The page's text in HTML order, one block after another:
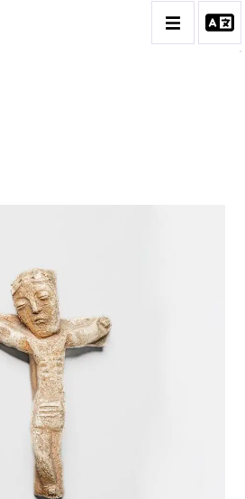
ART SACRÉ
BESTIAIRE
ARCHITECTURALE
DU QUOTIDIEN
ET PLATS
DIVERS
PERSONNAGES
MAIN ET CENDRIERS
PLANTES